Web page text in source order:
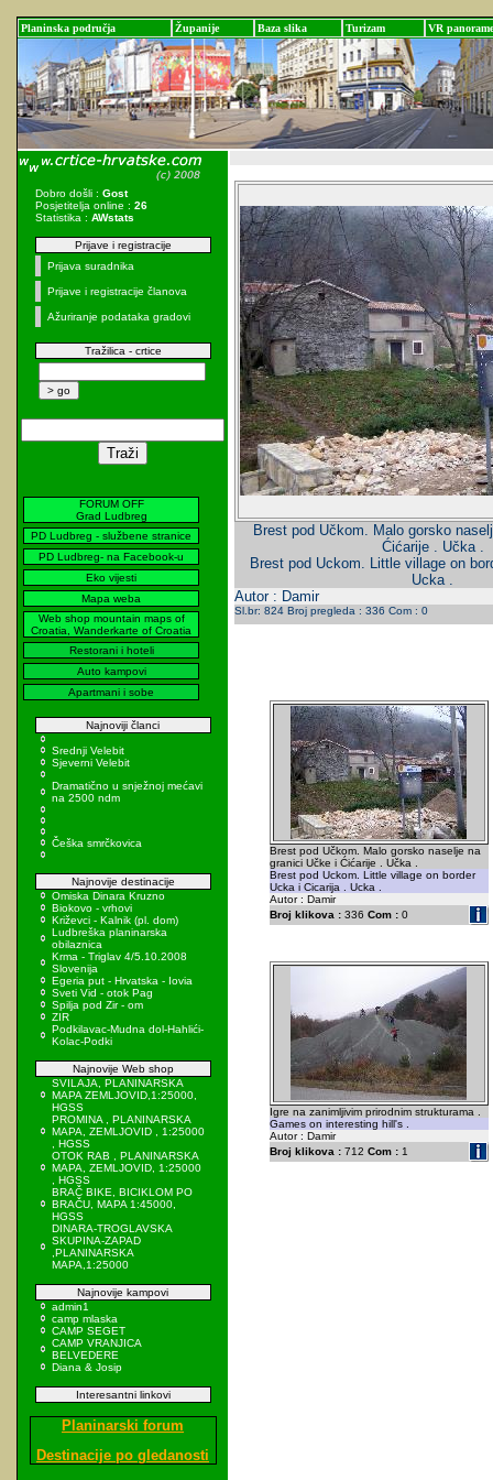
Planinska područja Županije Baza slika Turizam VR panorame
Dobro došli : Gost
Posjetitelja online : 26
Statistika : AWstats
Prijave i registracije
Prijava suradnika
Prijave i registracije članova
Ažuriranje podataka gradovi
Tražilica - crtice
FORUM OFF
Grad Ludbreg
PD Ludbreg - službene stranice
PD Ludbreg- na Facebook-u
Eko vijesti
Mapa weba
Web shop mountain maps of
Croatia, Wanderkarte of Croatia
Restorani i hoteli
Auto kampovi
Apartmani i sobe
Najnoviji članci
Srednji Velebit
Sjeverni Velebit
Dramatično u snježnoj mećavi
na 2500 ndm
Češka smrčkovica
Najnovije destinacije
Omiska Dinara Kruzno
Biokovo - vrhovi
Križevci - Kalnik (pl. dom)
Ludbreška planinarska
obilaznica
Krma - Triglav 4/5.10.2008
Slovenija
Egeria put - Hrvatska - Iovia
Sveti Vid - otok Pag
Spilja pod Zir - om
ZIR
Podkilavac-Mudna dol-Hahlići-
Kolac-Podki
Najnovije Web shop
SVILAJA, PLANINARSKA
MAPA ZEMLJOVID,1:25000,
HGSS
PROMINA , PLANINARSKA
MAPA, ZEMLJOVID , 1:25000
, HGSS
OTOK RAB , PLANINARSKA
MAPA, ZEMLJOVID, 1:25000
, HGSS
BRAČ BIKE, BICIKLOM PO
BRAČU, MAPA 1:45000,
HGSS
DINARA-TROGLAVSKA
SKUPINA-ZAPAD
,PLANINARSKA
MAPA,1:25000
Najnovije kampovi
admin1
camp mlaska
CAMP SEGET
CAMP VRANJICA
BELVEDERE
Diana & Josip
Interesantni linkovi
Planinarski forum
Destinacije po gledanosti
Brest pod Učkom. Malo gorsko
Ćićarije . Učka .
Brest pod Uckom. Little village on
Ucka .
Autor : Damir
Sl.br: 824 Broj pregleda : 336 Com : 0
Brest pod Učkom. Malo gorsko naselje na
granici Učke i Ćićarije . Učka .
Brest pod Uckom. Little village on border
Ucka i Cicarija . Ucka .
Autor : Damir
Broj klikova :336 Com :0
Igre na zanimljivim prirodnim strukturama .
Games on interesting hill's .
Autor : Damir
Broj klikova :712 Com :1